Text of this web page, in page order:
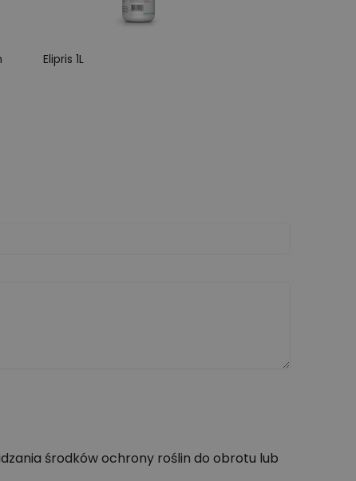
Elipris 1L
środków ochrony roślin do obrotu lub